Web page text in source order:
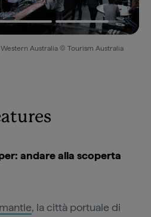
Australia © Tourism Australia
andare alla scoperta
, la città portuale di